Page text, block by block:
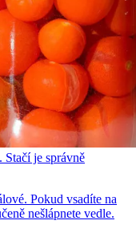
Stačí je správně
Pokud vsadíte na
nešlápnete vedle.